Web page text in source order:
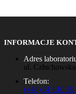
INFORMACJE
Adres
ul.
Telefon:
(+48) 61 610 39